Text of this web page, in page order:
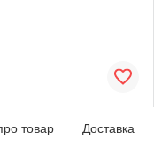
товар Доставка